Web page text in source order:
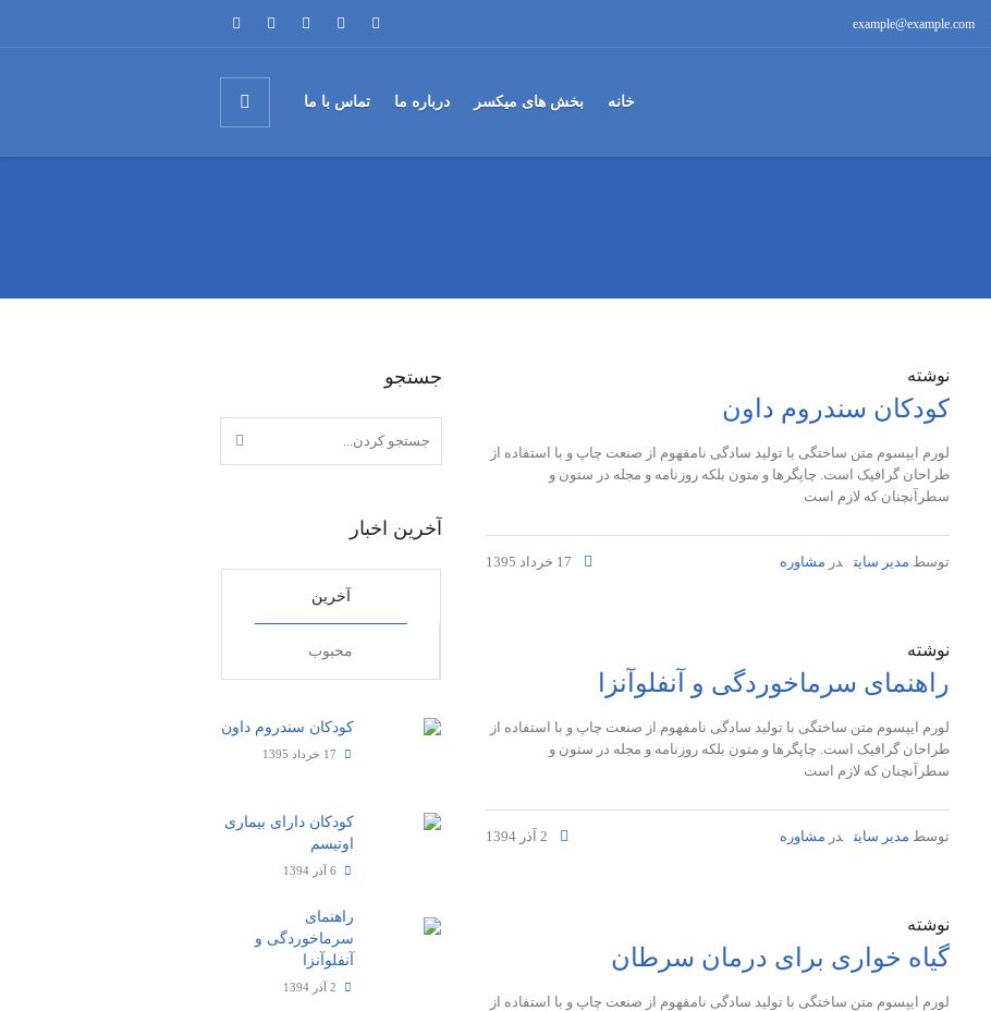
example@example.com
خانه بخش های میکسر درباره ما تماس با ما
نوشته
کودکان سندروم داون
لورم ایپسوم متن ساختگی با تولید سادگی نامفهوم از صنعت چاپ و با استفاده از
طراحان گرافیک است. چاپگرها و متون بلکه روزنامه و مجله در ستون و
سطرآنچنان که لازم است
17 خرداد 1395 توسط مدیر سایت در مشاوره
نوشته
راهنمای سرماخوردگی و آنفلوآنزا
لورم ایپسوم متن ساختگی با تولید سادگی نامفهوم از صنعت چاپ و با استفاده از
طراحان گرافیک است. چاپگرها و متون بلکه روزنامه و مجله در ستون و
سطرآنچنان که لازم است
2 آذر 1394 توسط مدیر سایت در مشاوره
نوشته
گیاه خواری برای درمان سرطان
لورم ایپسوم متن ساختگی با تولید سادگی نامفهوم از صنعت چاپ و با استفاده از
جستجو
آخرین اخبار
آخرین
محبوب
کودکان سندروم داون
17 خرداد 1395
کودکان دارای بیماری
اوتیسم
6 آذر 1394
راهنمای
سرماخوردگی و
آنفلوآنزا
2 آذر 1394